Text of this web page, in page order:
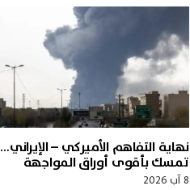
نهاية التفاهم الأميركي –
تمسك بأقوى أوراق المواجهة
8 آب 2026